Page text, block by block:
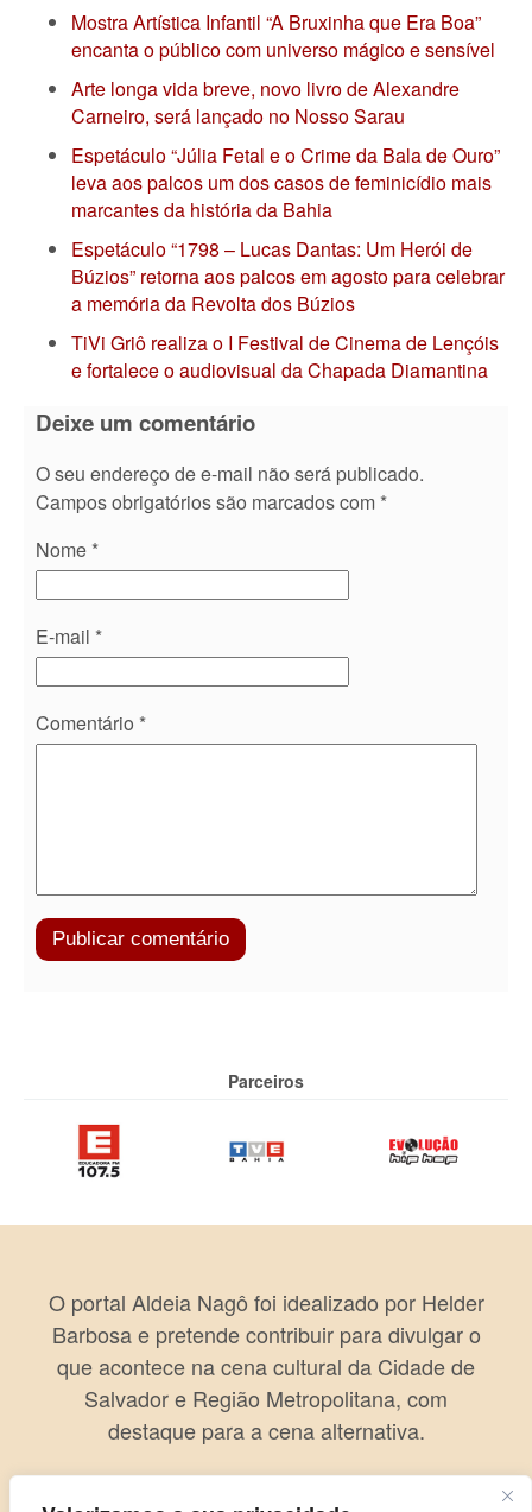
Mostra Artística Infantil “A Bruxinha que Era Boa”
encanta o público com universo mágico e sensível
Arte longa vida breve, novo livro de Alexandre
Carneiro, será lançado no Nosso Sarau
Espetáculo “Júlia Fetal e o Crime da Bala de Ouro”
leva aos palcos um dos casos de feminicídio mais
marcantes da história da Bahia
Espetáculo “1798 – Lucas Dantas: Um Herói de
Búzios” retorna aos palcos em agosto para celebrar
a memória da Revolta dos Búzios
TiVi Griô realiza o I Festival de Cinema de Lençóis
e fortalece o audiovisual da Chapada Diamantina
Deixe um comentário
O seu endereço de e-mail não será publicado.
Campos obrigatórios são marcados com *
Nome *
E-mail *
Comentário *
Parceiros
O portal Aldeia Nagô foi idealizado por Helder
Barbosa e pretende contribuir para divulgar o
que acontece na cena cultural da Cidade de
Salvador e Região Metropolitana, com
destaque para a cena alternativa.